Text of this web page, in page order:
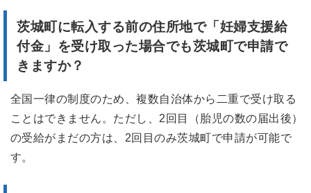
茨城町に転入する前の住所地で「妊婦支援給
付金」を受け取った場合でも茨城町で申請で
きますか？
全国一律の制度のため、複数自治体から二重で受け取る
ことはできません。ただし、2回目（胎児の数の届出後）
の受給がまだの方は、2回目のみ茨城町で申請が可能で
す。